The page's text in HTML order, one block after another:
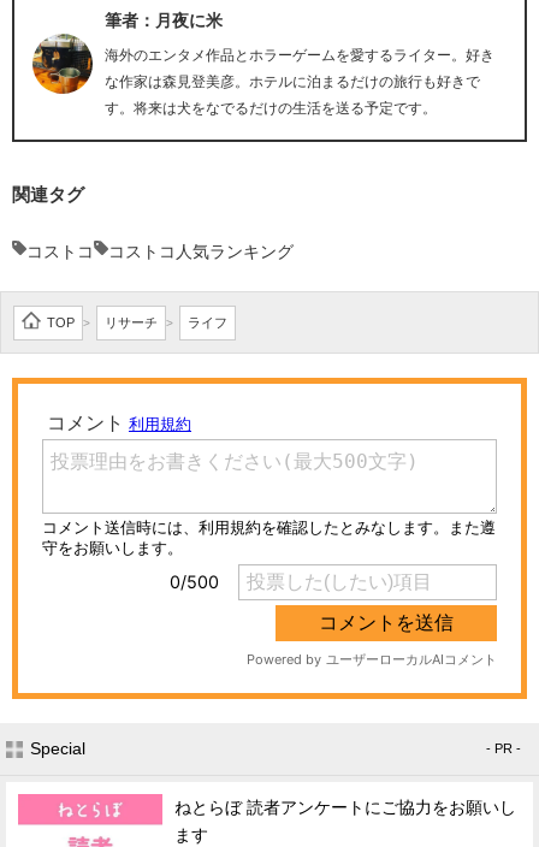
筆者：月夜に米
海外のエンタメ作品とホラーゲームを愛するライター。好き
な作家は森見登美彦。ホテルに泊まるだけの旅行も好きで
す。将来は犬をなでるだけの生活を送る予定です。
関連タグ
コストコ コストコ人気ランキング
TOP > リサーチ > ライフ
Special - PR -
ねとらぼ 読者アンケートにご協力をお願いし
ます